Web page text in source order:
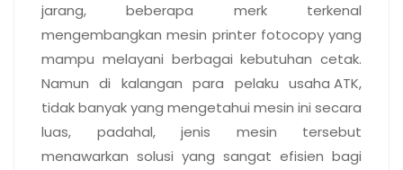
jarang, beberapa merk terkenal
mengembangkan mesin printer fotocopy yang
mampu melayani berbagai kebutuhan cetak.
Namun di kalangan para pelaku usaha ATK,
tidak banyak yang mengetahui mesin ini secara
luas, padahal, jenis mesin tersebut
menawarkan solusi yang sangat efisien bagi